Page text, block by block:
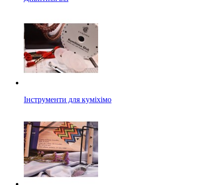
Інструменти для куміхімо